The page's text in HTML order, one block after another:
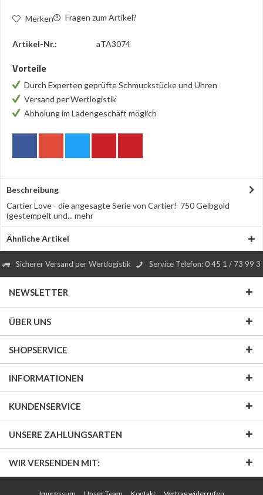
Merken Fragen zum Artikel?
Artikel-Nr.: aTA3074
Vorteile
Durch Experten geprüfte Schmuckstücke und Uhren
Versand per Wertlogistik
Abholung im Ladengeschäft möglich
Beschreibung
Cartier Love - die angesagte Serie von Cartier! 750 Gelbgold
(gestempelt und...mehr
Ähnliche Artikel
Sicherer Versand per Wertlogistik Service Telefon: 0 45 1 / 73 99 3
NEWSLETTER
ÜBER UNS
SHOPSERVICE
INFORMATIONEN
KUNDENSERVICE
UNSERE ZAHLUNGSARTEN
WIR VERSENDEN MIT: